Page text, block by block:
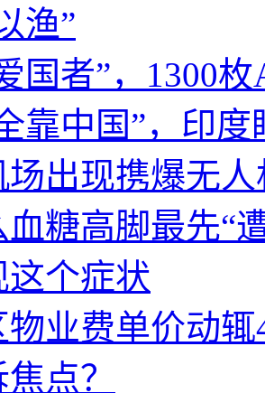
渔”
国者”，1300
靠中国”，印
场出现携爆无
血糖高脚最先“
这个症状
物业费单价动
点？